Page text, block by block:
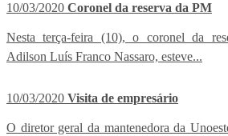
10/03/2020 Coronel da reserva da PM
Nesta terça-feira (10), o coronel da
Adilson Luís Franco Nassaro, esteve...
10/03/2020 Visita de empresário
O diretor geral da mantenedora da